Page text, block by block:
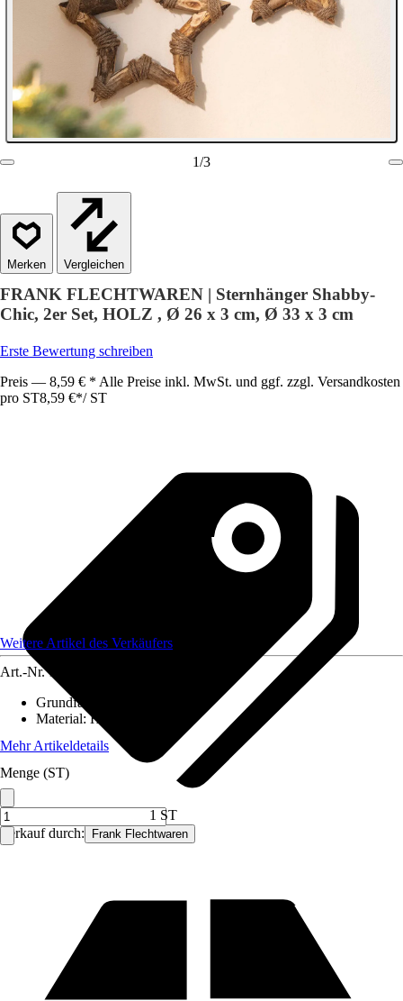
1/3
Vergleichen
FRANK FLECHTWAREN | Sternhänger Shabby-
Chic, 2er Set, HOLZ , Ø 26 x 3 cm, Ø 33 x 3 cm
Erste Bewertung schreiben
Preis — 8,59 € * Alle Preise inkl. MwSt. und ggf. zzgl. Versandkosten
pro ST8,59 €*/ ST
Verkauf durch: Frank Flechtwaren
Weitere Artikel des Verkäufers
Art.-Nr. 12584060
Grundfarbe
Material:Holz
Mehr Artikeldetails
Menge (ST)
1 ST